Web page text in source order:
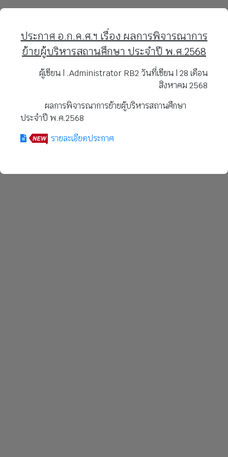
ประกาศ อ.ก.ค.ศ.ฯ เรื่อง ผลการพิจารณาการ
ย้ายผู้บริหารสถานศึกษา ประจำปี พ.ศ.2568
ผู้เขียน | .Administrator RB2 วันที่เขียน | 28 เดือน
สิงหาคม 2568
ผลการพิจารณาการย้ายผู้บริหารสถานศึกษา
ประจำปี พ.ศ.2568
รายละเอียดประกาศ